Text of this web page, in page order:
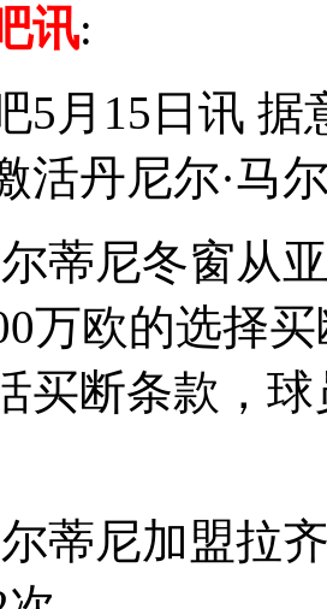
讯:
5月15日讯
活丹尼尔·马
蒂尼冬窗从
万欧的选择
买断条款，
蒂尼加盟拉